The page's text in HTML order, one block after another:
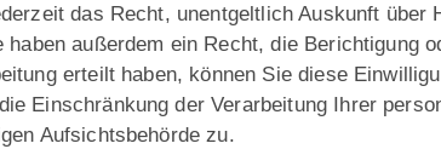
das Recht, unentgeltlich Auskunft
haben außerdem ein Recht, die Berichtigung
erteilt haben, können Sie diese
Einschränkung der Verarbeitung Ihrer
Aufsichtsbehörde zu.